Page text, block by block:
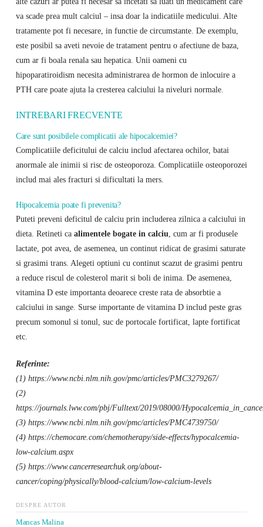
va scade prea mult calciul – insa doar la indicatiile medicului. Alte
tratamente pot fi necesare, in functie de circumstante. De exemplu,
este posibil sa aveti nevoie de tratament pentru o afectiune de baza,
cum ar fi boala renala sau hepatica. Unii oameni cu
hipoparatiroidism necesita administrarea de hormon de inlocuire a
PTH care poate ajuta la cresterea calciului la niveluri normale.
INTREBARI FRECVENTE
Care sunt posibilele complicatii ale hipocalcemiei?
Complicatiile deficitului de calciu includ afectarea ochilor, batai
anormale ale inimii si risc de osteoporoza. Complicatiile osteoporozei
includ mai ales fracturi si dificultati la mers.
Hipocalcemia poate fi prevenita?
Puteti preveni deficitul de calciu prin includerea zilnica a calciului in
dieta. Retineti ca alimentele bogate in calciu , cum ar fi produsele
lactate, pot avea, de asemenea, un continut ridicat de grasimi saturate
si grasimi trans. Alegeti optiuni cu continut scazut de grasimi pentru
a reduce riscul de colesterol marit si boli de inima. De asemenea,
vitamina D este importanta deoarece creste rata de absorbtie a
calciului in sange. Surse importante de vitamina D includ peste gras
precum somonul si tonul, suc de portocale fortificat, lapte fortificat
etc.
Referinte:
(1) https://www.ncbi.nlm.nih.gov/pmc/articles/PMC3279267/
(2)
https://journals.lww.com/pbj/Fulltext/2019/08000/
(3) https://www.ncbi.nlm.nih.gov/pmc/articles/PMC4739750/
(4) https://chemocare.com/chemotherapy/side-effects/hypocalcemia-
low-calcium.aspx
(5) https://www.cancerresearchuk.org/about-
cancer/coping/physically/blood-calcium/low-calcium-levels
DESPRE AUTOR
Mancas Malina